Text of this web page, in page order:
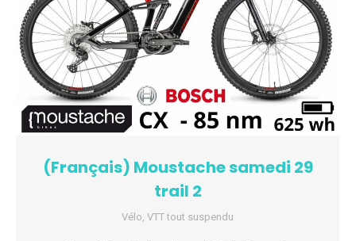
(Français) Moustache samedi 29
trail 2
Vélo, VTT tout suspendu